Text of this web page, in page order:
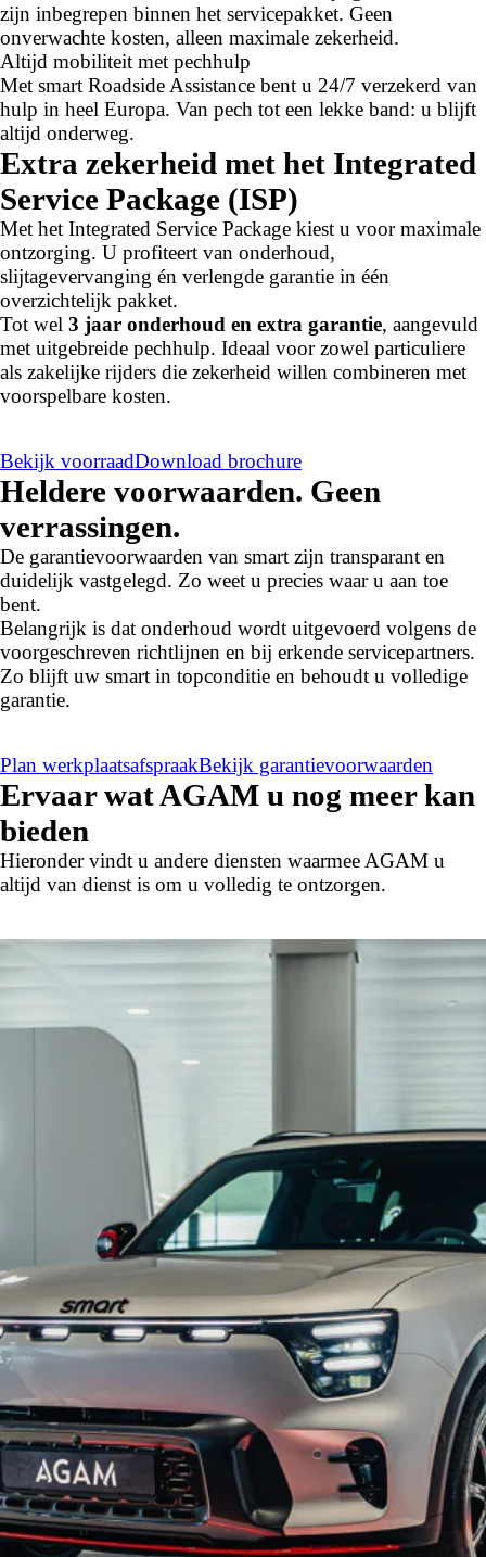
zijn inbegrepen binnen het servicepakket. Geen
onverwachte kosten, alleen maximale zekerheid.
Altijd mobiliteit met pechhulp
Met smart Roadside Assistance bent u 24/7 verzekerd van
hulp in heel Europa. Van pech tot een lekke band: u blijft
altijd onderweg.
Extra zekerheid met het Integrated
Service Package (ISP)
Met het Integrated Service Package kiest u voor maximale
ontzorging. U profiteert van onderhoud,
slijtagevervanging én verlengde garantie in één
overzichtelijk pakket.
Tot wel 3 jaar onderhoud en extra garantie, aangevuld
met uitgebreide pechhulp. Ideaal voor zowel particuliere
als zakelijke rijders die zekerheid willen combineren met
voorspelbare kosten.
Bekijk voorraadDownload brochure
Heldere voorwaarden. Geen
verrassingen.
De garantievoorwaarden van smart zijn transparant en
duidelijk vastgelegd. Zo weet u precies waar u aan toe
bent.
Belangrijk is dat onderhoud wordt uitgevoerd volgens de
voorgeschreven richtlijnen en bij erkende servicepartners.
Zo blijft uw smart in topconditie en behoudt u volledige
garantie.
Plan werkplaatsafspraakBekijk garantievoorwaarden
Ervaar wat AGAM u nog meer kan
bieden
Hieronder vindt u andere diensten waarmee AGAM u
altijd van dienst is om u volledig te ontzorgen.